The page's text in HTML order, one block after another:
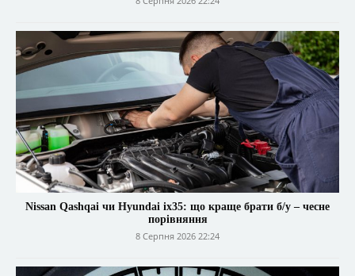
Nissan Qashqai чи Hyundai ix35: що краще брати б/у – чесне
порівняння
8 Серпня 2026 22:24